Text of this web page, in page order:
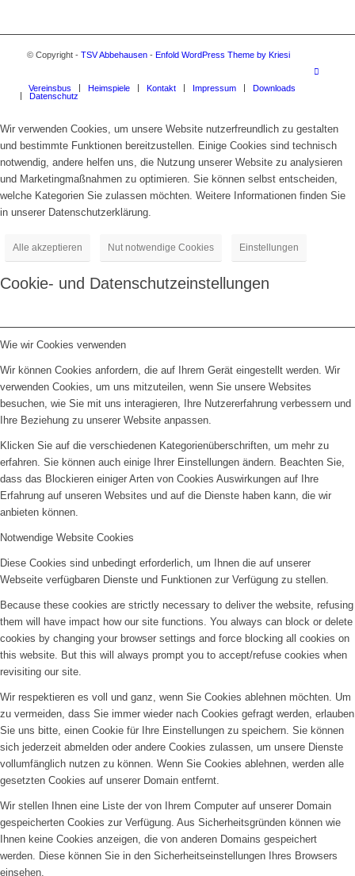
© Copyright - TSV Abbehausen- Enfold WordPress Theme by Kriesi
Vereinsbus Heimspiele Kontakt Impressum
Downloads
Datenschutz
Wir verwenden Cookies, um unsere Website nutzerfreundlich zu gestalten
und bestimmte Funktionen bereitzustellen. Einige Cookies sind technisch
notwendig, andere helfen uns, die Nutzung unserer Website zu analysieren
und Marketingmaßnahmen zu optimieren. Sie können selbst entscheiden,
welche Kategorien Sie zulassen möchten. Weitere Informationen finden Sie
in unserer Datenschutzerklärung.
Alle akzeptieren Nut notwendige Cookies Einstellungen
Cookie- und Datenschutzeinstellungen
Wie wir Cookies verwenden
Wir können Cookies anfordern, die auf Ihrem Gerät eingestellt werden. Wir
verwenden Cookies, um uns mitzuteilen, wenn Sie unsere Websites
besuchen, wie Sie mit uns interagieren, Ihre Nutzererfahrung verbessern und
Ihre Beziehung zu unserer Website anpassen.
Klicken Sie auf die verschiedenen Kategorienüberschriften, um mehr zu
erfahren. Sie können auch einige Ihrer Einstellungen ändern. Beachten Sie,
dass das Blockieren einiger Arten von Cookies Auswirkungen auf Ihre
Erfahrung auf unseren Websites und auf die Dienste haben kann, die wir
anbieten können.
Notwendige Website Cookies
Diese Cookies sind unbedingt erforderlich, um Ihnen die auf unserer
Webseite verfügbaren Dienste und Funktionen zur Verfügung zu stellen.
Because these cookies are strictly necessary to deliver the website, refusing
them will have impact how our site functions. You always can block or delete
cookies by changing your browser settings and force blocking all cookies on
this website. But this will always prompt you to accept/refuse cookies when
revisiting our site.
Wir respektieren es voll und ganz, wenn Sie Cookies ablehnen möchten. Um
zu vermeiden, dass Sie immer wieder nach Cookies gefragt werden, erlauben
Sie uns bitte, einen Cookie für Ihre Einstellungen zu speichern. Sie können
sich jederzeit abmelden oder andere Cookies zulassen, um unsere Dienste
vollumfänglich nutzen zu können. Wenn Sie Cookies ablehnen, werden alle
gesetzten Cookies auf unserer Domain entfernt.
Wir stellen Ihnen eine Liste der von Ihrem Computer auf unserer Domain
gespeicherten Cookies zur Verfügung. Aus Sicherheitsgründen können wie
Ihnen keine Cookies anzeigen, die von anderen Domains gespeichert
werden. Diese können Sie in den Sicherheitseinstellungen Ihres Browsers
einsehen.